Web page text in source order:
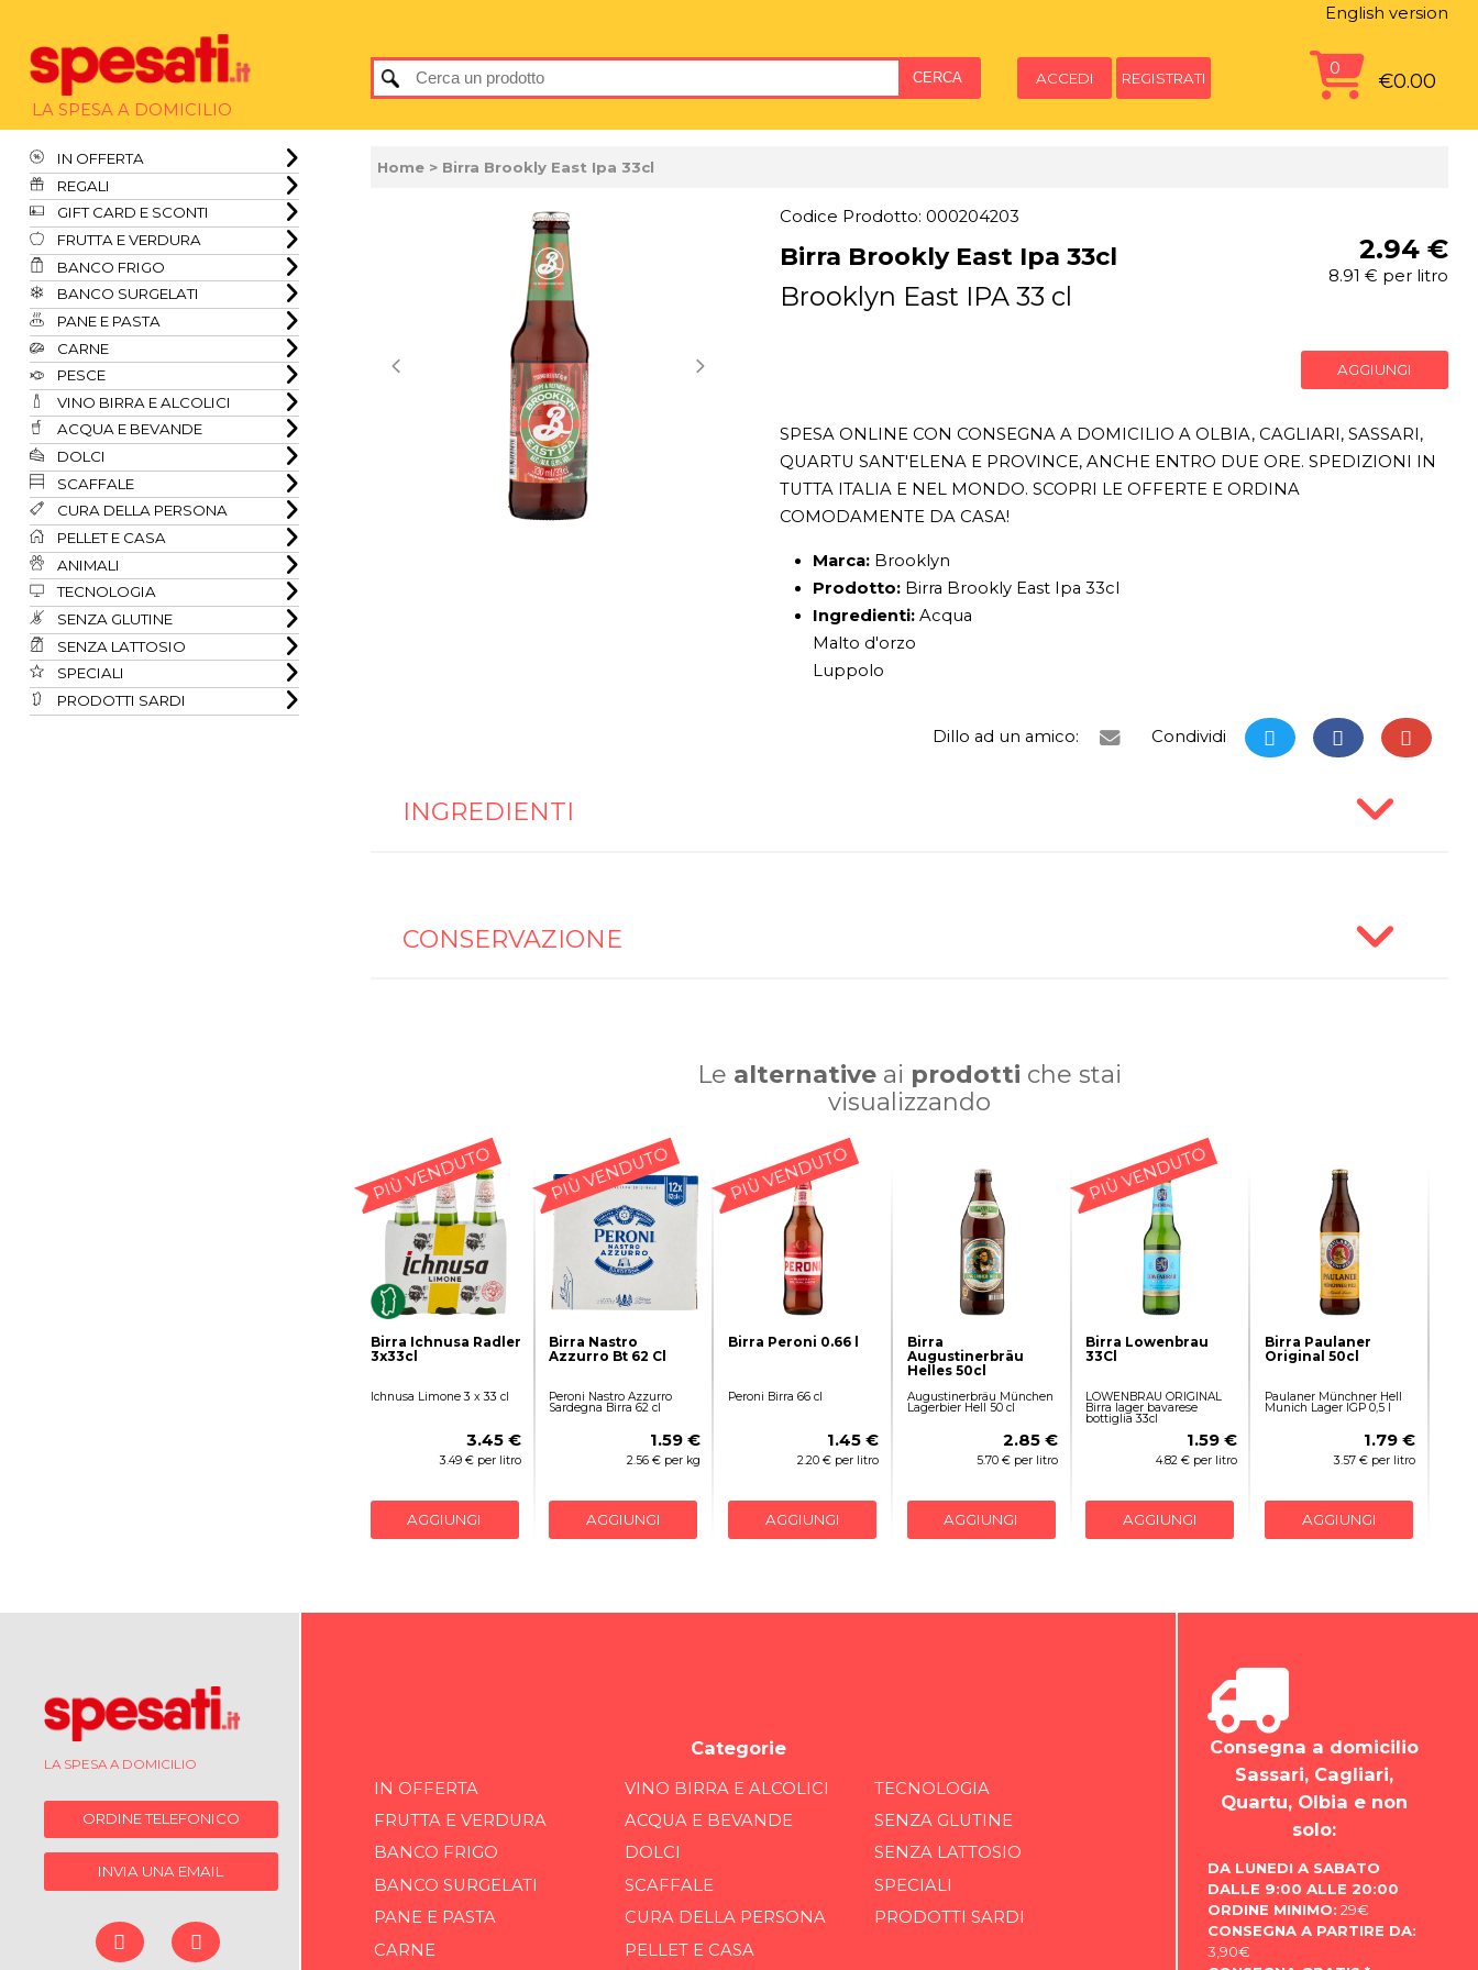
LA SPESA A DOMICILIO
English version
ACCEDI REGISTRATI
0
€0.00
IN OFFERTA
REGALI
GIFT CARD E SCONTI
FRUTTA E VERDURA
BANCO FRIGO
BANCO SURGELATI
PANE E PASTA
CARNE
PESCE
VINO BIRRA E ALCOLICI
ACQUA E BEVANDE
DOLCI
SCAFFALE
CURA DELLA PERSONA
PELLET E CASA
ANIMALI
TECNOLOGIA
SENZA GLUTINE
SENZA LATTOSIO
SPECIALI
PRODOTTI SARDI
Home > Birra Brookly East Ipa 33cl
Codice Prodotto: 000204203
Birra Brookly East Ipa 33cl
Brooklyn East IPA 33 cl
2.94 €
8.91 € per litro
AGGIUNGI
SPESA ONLINE CON CONSEGNA A DOMICILIO A OLBIA, CAGLIARI, SASSARI,
QUARTU SANT'ELENA E PROVINCE, ANCHE ENTRO DUE ORE. SPEDIZIONI IN
TUTTA ITALIA E NEL MONDO. SCOPRI LE OFFERTE E ORDINA
COMODAMENTE DA CASA!
Marca:Brooklyn
Prodotto:Birra Brookly East Ipa 33cl
Ingredienti: Acqua
Malto d'orzo
Luppolo
Dillo ad un amico: Condividi
INGREDIENTI
CONSERVAZIONE
Le alternativeai prodotti che stai
visualizzando
PIÙ VENDUTO
Birra Ichnusa Radler
3x33cl
Ichnusa Limone 3 x 33 cl
3.45 €
3.49 € per litro
AGGIUNGI
PIÙ VENDUTO
Birra Nastro
Azzurro Bt 62 Cl
Peroni Nastro Azzurro
Sardegna Birra 62 cl
1.59 €
2.56 € per kg
AGGIUNGI
PIÙ VENDUTO
Birra Peroni 0.66 l
Peroni Birra 66 cl
1.45 €
2.20 € per litro
AGGIUNGI
Birra
Augustinerbräu
Helles 50cl
Augustinerbräu München
Lagerbier Hell 50 cl
2.85 €
5.70 € per litro
AGGIUNGI
PIÙ VENDUTO
Birra Lowenbrau
33Cl
LOWENBRAU ORIGINAL
Birra lager bavarese
bottiglia 33cl
1.59 €
4.82 € per litro
AGGIUNGI
Birra Paulaner
Original 50cl
Paulaner Münchner Hell
Munich Lager IGP 0,5 l
1.79 €
3.57 € per litro
AGGIUNGI
LA SPESA A DOMICILIO
ORDINE TELEFONICO
INVIA UNA EMAIL
Categorie
IN OFFERTA
FRUTTA E VERDURA
BANCO FRIGO
BANCO SURGELATI
PANE E PASTA
CARNE
VINO BIRRA E ALCOLICI
ACQUA E BEVANDE
DOLCI
SCAFFALE
CURA DELLA PERSONA
PELLET E CASA
TECNOLOGIA
SENZA GLUTINE
SENZA LATTOSIO
SPECIALI
PRODOTTI SARDI
Consegna a domicilio
Sassari, Cagliari,
Quartu, Olbia e non
solo:
DA LUNEDI A SABATO
DALLE 9:00 ALLE 20:00
ORDINE MINIMO: 29€
CONSEGNA A PARTIRE DA:
3,90€